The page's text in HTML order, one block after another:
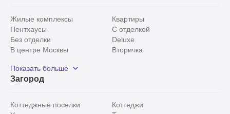
Жилые комплексы
Квартиры
Пентхаусы
С отделкой
Без отделки
Deluxe
В центре Москвы
Вторичка
Рядом с парком
С панорамными окнами
Показать больше
Загород
Коттеджные поселки
Коттеджи